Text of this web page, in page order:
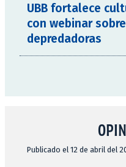
UBB fortalece
con webinar
depredadoras
Publicado el 12 de abril del